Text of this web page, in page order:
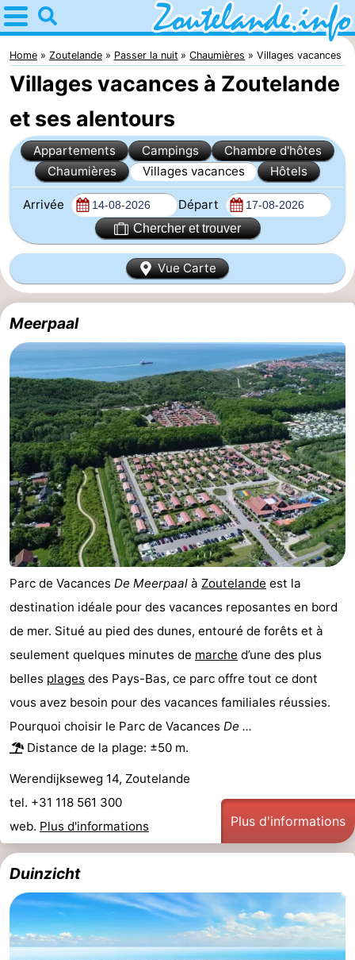
Home
Zoutelande
Astuces
Avec
les
enfants
Webcam
Webcam
Langstraat
Webcam
Plage
Passer
la
nuit
Appartements
Aparthotel
Zoutelande
-
Duinflat
-
Duinoord
-
Duinweg
18
-
Kurhaus
-
Residentie
Soutelande
Campings
Chambre
d'hôtes
Chaumières
-
De
Zandput
-
Duinzicht
-
Kustlicht
-
Meerpaal
-
Strandcamping
Valkenisse
-
Zee,
Bos
Hôtels
Last
Home Zoutelande Passer la nuit Chaumières Villages vacances
Villages vacances à Zoutelande
et ses alentours
Appartements Campings
Chambre d'hôtes
Chaumières
Villages vacances Hôtels
Arrivée Départ
Chercher et trouver
Vue Carte
Meerpaal
Parc de Vacances De Meerpaal à Zoutelande est la
destination idéale pour des vacances reposantes en bord
de mer. Situé au pied des dunes, entouré de forêts et à
seulement quelques minutes de marche d’une des plus
belles plages des Pays-Bas, ce parc offre tout ce dont
vous avez besoin pour des vacances familiales réussies.
Pourquoi choisir le Parc de Vacances De ...
Distance de la plage: ±50 m.
Werendijkseweg 14, Zoutelande
tel. +31 118 561 300
web. Plus d'informations Plus d'informations
Duinzicht